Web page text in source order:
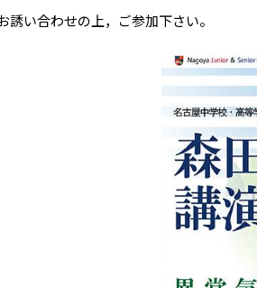
誘い合わせの上，ご参加下さい。